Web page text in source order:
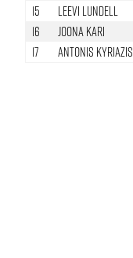
15
Leevi Lundell
16
Joona Kari
17
Antonis Kyriazis